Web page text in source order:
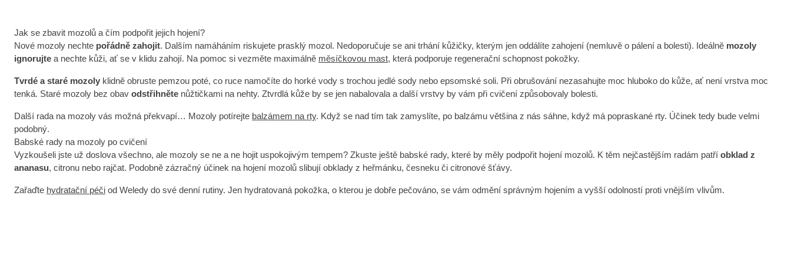
Jak se zbavit mozolů a čím podpořit jejich hojení?
Nové mozoly nechte pořádně zahojit. Dalším namáháním riskujete prasklý mozol. Nedoporučuje se ani trhání kůžičky, kterým jen oddálíte zahojení (nemluvě o pálení a bolesti). Ideálně mozoly
ignorujte a nechte kůži, ať se v klidu zahojí. Na pomoc si vezměte maximálně měsíčkovou mast, která podporuje regenerační schopnost pokožky.
Tvrdé a staré mozoly klidně obruste pemzou poté, co ruce namočíte do horké vody s trochou jedlé sody nebo epsomské soli. Při obrušování nezasahujte moc hluboko do kůže, ať není vrstva moc
tenká. Staré mozoly bez obav odstřihněte nůžtičkami na nehty. Ztvrdlá kůže by se jen nabalovala a další vrstvy by vám při cvičení způsobovaly bolesti.
Další rada na mozoly vás možná překvapí… Mozoly potírejte balzámem na rty. Když se nad tím tak zamyslíte, po balzámu většina z nás sáhne, když má popraskané rty. Účinek tedy bude velmi
podobný.
Babské rady na mozoly po cvičení
Vyzkoušeli jste už doslova všechno, ale mozoly se ne a ne hojit uspokojivým tempem? Zkuste ještě babské rady, které by měly podpořit hojení mozolů. K těm nejčastějším radám patří obklad z
ananasu, citronu nebo rajčat. Podobně zázračný účinek na hojení mozolů slibují obklady z heřmánku, česneku či citronové šťávy.
Zařaďte hydratační péči od Weledy do své denní rutiny. Jen hydratovaná pokožka, o kterou je dobře pečováno, se vám odmění správným hojením a vyšší odolností proti vnějším vlivům.